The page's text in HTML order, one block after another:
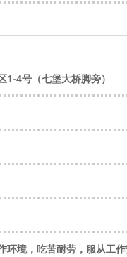
4号（七堡大桥脚旁）
环境，吃苦耐劳，服从工